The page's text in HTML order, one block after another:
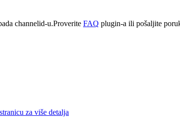
channelid-u.Proverite FAQ plugin-a ili pošaljite
za više detalja